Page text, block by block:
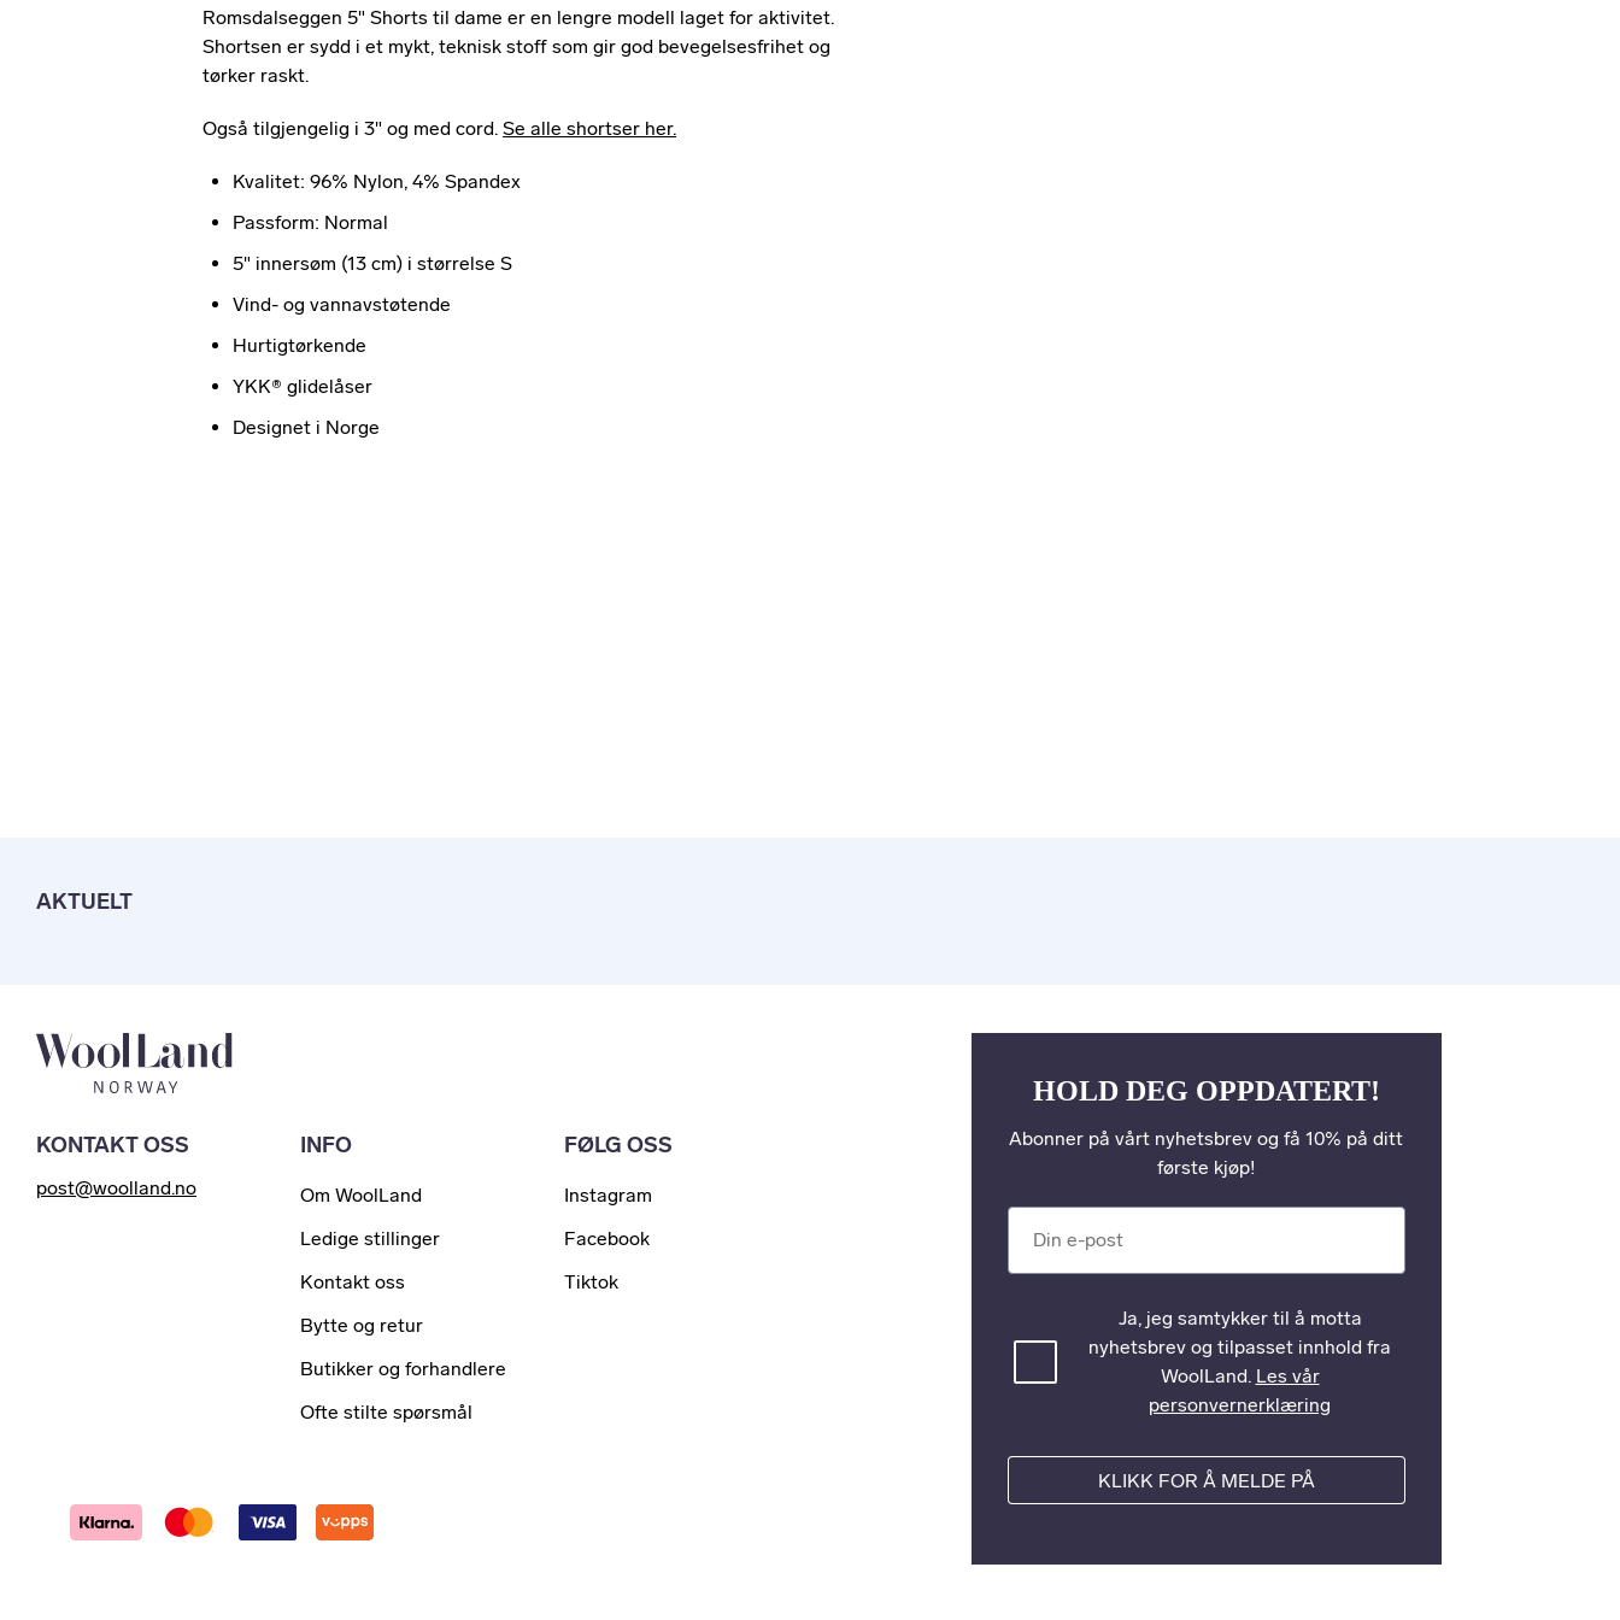
Romsdalseggen 5" Shorts til dame er en lengre modell laget for aktivitet.
Shortsen er sydd i et mykt, teknisk stoff som gir god bevegelsesfrihet og
tørker raskt.
Også tilgjengelig i 3" og med cord. Se alle shortser her.
Kvalitet: 96% Nylon, 4% Spandex
Passform: Normal
5" innersøm (13 cm) i størrelse S
Vind- og vannavstøtende
Hurtigtørkende
YKK® glidelåser
Designet i Norge
AKTUELT
HOLD DEG OPPDATERT!
Abonner på vårt nyhetsbrev og få 10% på ditt
første kjøp!
Ja, jeg samtykker til å motta
nyhetsbrev og tilpasset innhold fra
WoolLand. Les vår
personvernerklæring
KLIKK FOR Å MELDE PÅ
INFO
Om WoolLand
Ledige stillinger
Kontakt oss
Bytte og retur
Butikker og forhandlere
Ofte stilte spørsmål
KONTAKT OSS
post@woolland.no
FØLG OSS
Instagram
Facebook
Tiktok